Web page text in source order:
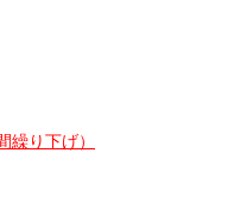
り下げ）